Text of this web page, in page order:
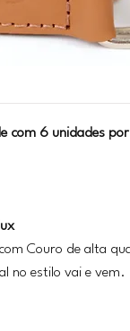
com 6 unidades
Couro de alta
no estilo vai e vem.